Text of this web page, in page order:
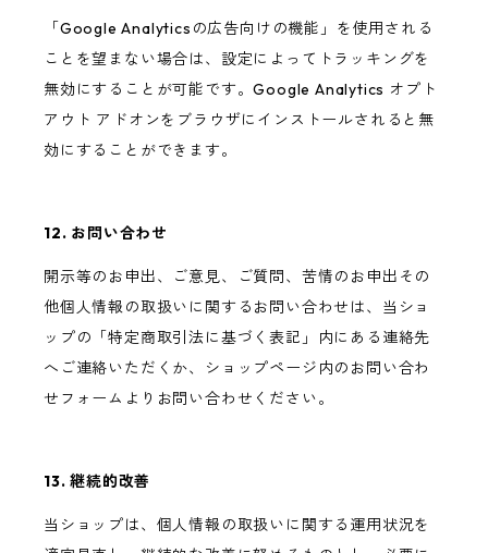
「Google Analyticsの広告向けの機能」を使用される
ことを望まない場合は、設定によってトラッキングを
無効にすることが可能です。Google Analytics オプト
アウト アドオンをブラウザにインストールされると無
効にすることができます。
12. お問い合わせ
開示等のお申出、ご意見、ご質問、苦情のお申出その
他個人情報の取扱いに関するお問い合わせは、当ショ
ップの「特定商取引法に基づく表記」内にある連絡先
へご連絡いただくか、ショップページ内のお問い合わ
せフォームよりお問い合わせください。
13. 継続的改善
当ショップは、個人情報の取扱いに関する運用状況を